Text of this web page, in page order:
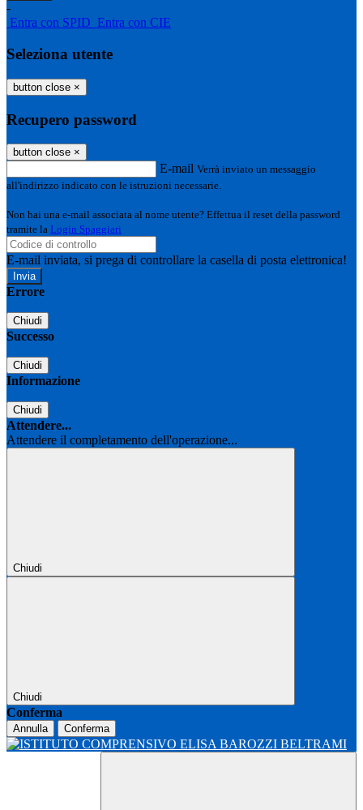
-
Entra con SPID Entra con CIE
Seleziona utente
button close ×
Recupero password
button close ×
E-mail Verrà inviato un messaggio
all'indirizzo indicato con le istruzioni necessarie.
Non hai una e-mail associata al nome utente? Effettua il reset della password
tramite la Login Spaggiari
E-mail inviata, si prega di controllare la casella di posta elettronica!
Errore
Chiudi
Successo
Chiudi
Informazione
Chiudi
Attendere...
Attendere il completamento dell'operazione...
Chiudi
Chiudi
Conferma
Annulla Conferma